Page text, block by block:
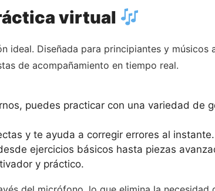
virtual
ideal. Diseñada para principiantes y músicos
de acompañamiento en tiempo real.
puedes practicar con una variedad de
y te ayuda a corregir errores al instante.
ejercicios básicos hasta piezas
y práctico.